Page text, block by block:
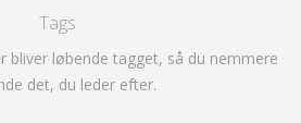
Tags
bliver løbende tagget, så du nemmere
det, du leder efter.